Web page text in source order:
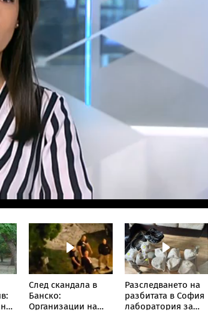
След скандала в
Банско:
Организации на
Разследването на
разбитата в София
лаборатория за